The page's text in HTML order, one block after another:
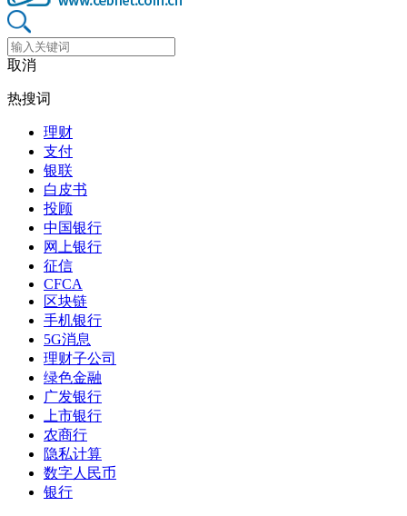
取消
热搜词
理财
支付
银联
白皮书
投顾
中国银行
网上银行
征信
CFCA
区块链
手机银行
5G消息
理财子公司
绿色金融
广发银行
上市银行
农商行
隐私计算
数字人民币
银行